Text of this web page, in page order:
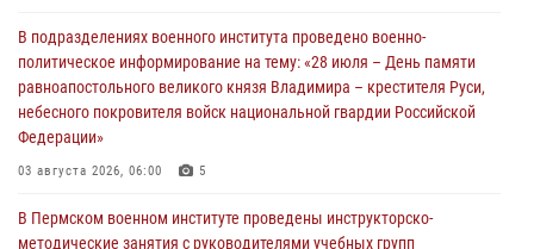
В подразделениях военного института проведено военно-
политическое информирование на тему: «28 июля – День памяти
равноапостольного великого князя Владимира – крестителя Руси,
небесного покровителя войск национальной гвардии Российской
Федерации»
03 августа 2026, 06:00 5
В Пермском военном институте проведены инструкторско-
методические занятия с руководителями учебных групп